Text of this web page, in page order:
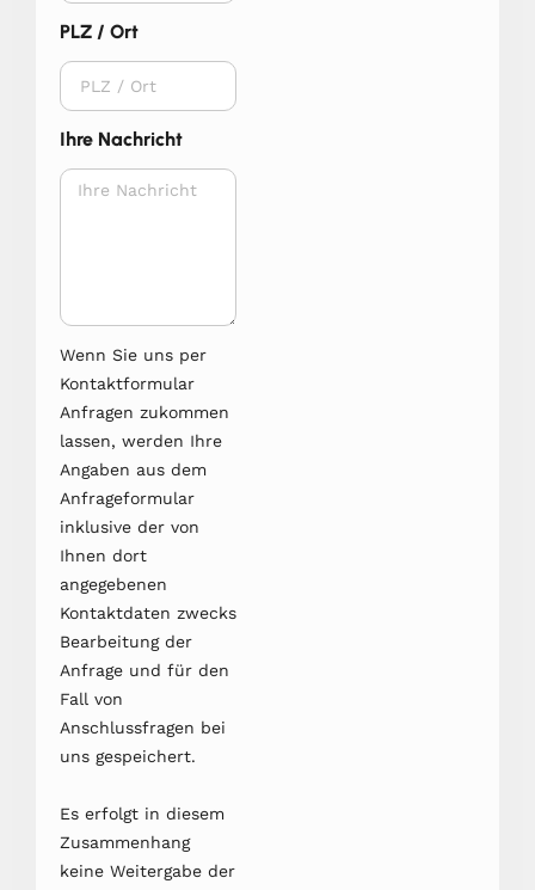
PLZ / Ort
Ihre Nachricht
Wenn Sie uns per
Kontaktformular
Anfragen zukommen
lassen, werden Ihre
Angaben aus dem
Anfrageformular
inklusive der von
Ihnen dort
angegebenen
Kontaktdaten zwecks
Bearbeitung der
Anfrage und für den
Fall von
Anschlussfragen bei
uns gespeichert.
Es erfolgt in diesem
Zusammenhang
keine Weitergabe der